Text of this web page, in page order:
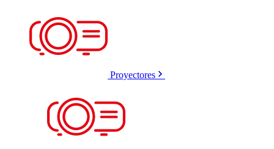
Proyectores